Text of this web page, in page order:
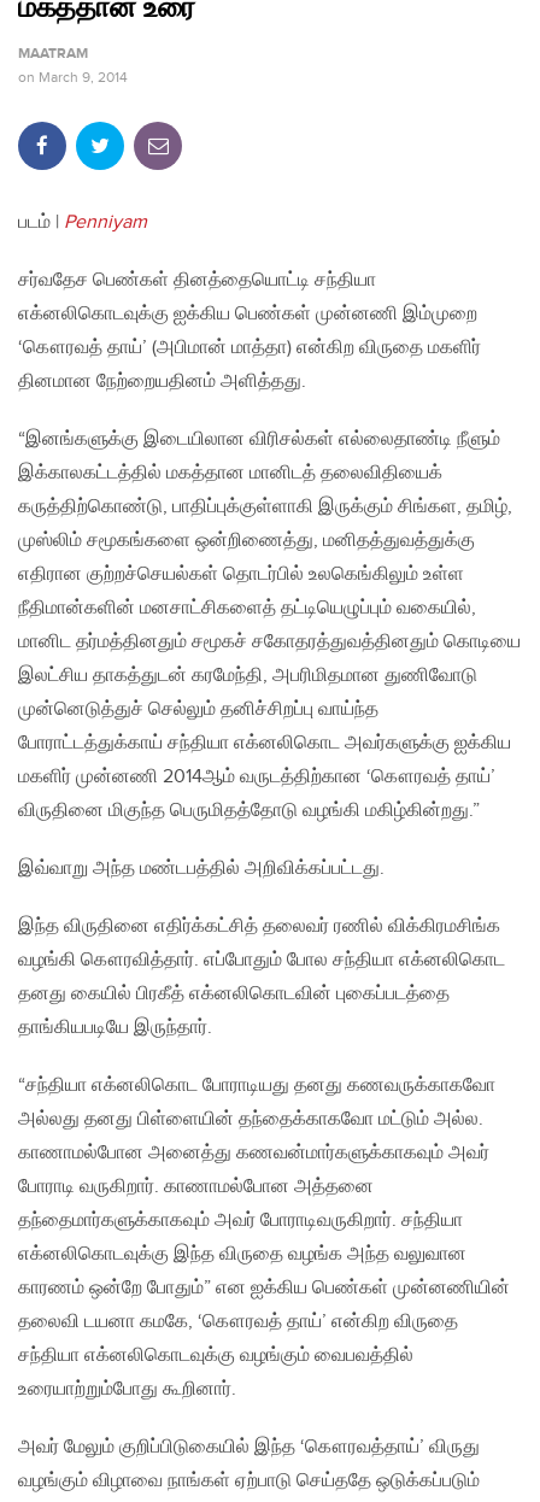
மகத்தான உரை
MAATRAM
on March 9, 2014
படம் | Penniyam
சர்வதேச பெண்கள் தினத்தையொட்டி சந்தியா
எக்னலிகொடவுக்கு ஐக்கிய பெண்கள் முன்னணி இம்முறை
‘கௌரவத் தாய்’ (அபிமான் மாத்தா) என்கிற விருதை மகளிர்
தினமான நேற்றையதினம் அளித்தது.
“இனங்களுக்கு இடையிலான விரிசல்கள் எல்லைதாண்டி நீளும்
இக்காலகட்டத்தில் மகத்தான மானிடத் தலைவிதியைக்
கருத்திற்கொண்டு, பாதிப்புக்குள்ளாகி இருக்கும் சிங்கள, தமிழ்,
முஸ்லிம் சமூகங்களை ஒன்றிணைத்து, மனிதத்துவத்துக்கு
எதிரான குற்றச்செயல்கள் தொடர்பில் உலகெங்கிலும் உள்ள
நீதிமான்களின் மனசாட்சிகளைத் தட்டியெழுப்பும் வகையில்,
மானிட தர்மத்தினதும் சமூகச் சகோதரத்துவத்தினதும் கொடியை
இலட்சிய தாகத்துடன் கரமேந்தி, அபரிமிதமான துணிவோடு
முன்னெடுத்துச் செல்லும் தனிச்சிறப்பு வாய்ந்த
போராட்டத்துக்காய் சந்தியா எக்னலிகொட அவர்களுக்கு ஐக்கிய
மகளிர் முன்னணி 2014ஆம் வருடத்திற்கான ‘கௌரவத் தாய்’
விருதினை மிகுந்த பெருமிதத்தோடு வழங்கி மகிழ்கின்றது.”
இவ்வாறு அந்த மண்டபத்தில் அறிவிக்கப்பட்டது.
இந்த விருதினை எதிர்க்கட்சித் தலைவர் ரணில் விக்கிரமசிங்க
வழங்கி கௌரவித்தார். எப்போதும் போல சந்தியா எக்னலிகொட
தனது கையில் பிரகீத் எக்னலிகொடவின் புகைப்படத்தை
தாங்கியபடியே இருந்தார்.
“சந்தியா எக்னலிகொட போராடியது தனது கணவருக்காகவோ
அல்லது தனது பிள்ளையின் தந்தைக்காகவோ மட்டும் அல்ல.
காணாமல்போன அனைத்து கணவன்மார்களுக்காகவும் அவர்
போராடி வருகிறார். காணாமல்போன அத்தனை
தந்தைமார்களுக்காகவும் அவர் போராடிவருகிறார். சந்தியா
எக்னலிகொடவுக்கு இந்த விருதை வழங்க அந்த வலுவான
காரணம் ஒன்றே போதும்” என ஐக்கிய பெண்கள் முன்னணியின்
தலைவி டயனா கமகே, ‘கௌரவத் தாய்’ என்கிற விருதை
சந்தியா எக்னலிகொடவுக்கு வழங்கும் வைபவத்தில்
உரையாற்றும்போது கூறினார்.
அவர் மேலும் குறிப்பிடுகையில் இந்த ‘கௌரவத்தாய்’ விருது
வழங்கும் விழாவை நாங்கள் ஏற்பாடு செய்ததே ஒடுக்கப்படும்